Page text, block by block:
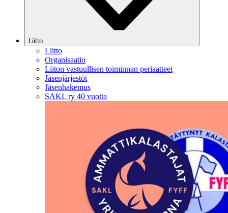
Liitto
Liitto
Organisaatio
Liiton vastuullisen toiminnan periaatteet
Jäsenjärjestöt
Jäsenhakemus
SAKL ry 40 vuotta